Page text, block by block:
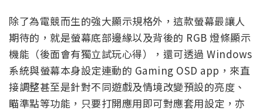
除了為電競而生的強大顯示規格外，這款螢幕最讓人
期待的，就是螢幕底部邊緣以及背後的 RGB 燈條顯示
機能（後面會有獨立試玩心得），還可透過 Windows
系統與螢幕本身設定連動的 Gaming OSD app，來直
接調整甚至是針對不同遊戲及情境改變預設的亮度、
瞄準點等功能，只要打開應用即可對應套用設定，亦